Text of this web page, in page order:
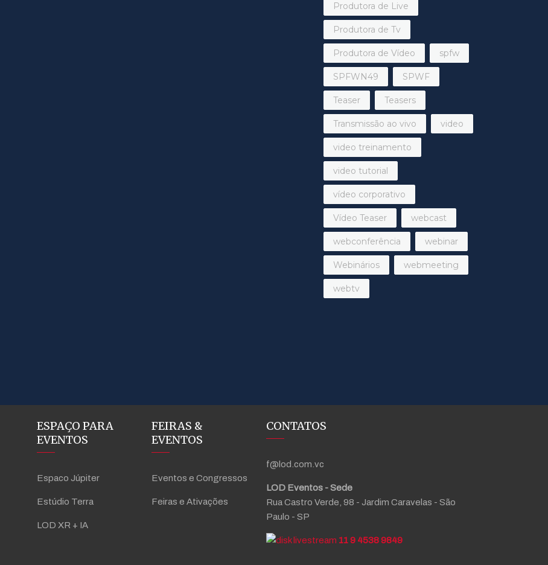
Produtora de Live
Produtora de Tv
Produtora de Vídeo spfw
SPFWN49 SPWF
Teaser Teasers
Transmissão ao vivo video
video treinamento
video tutorial
vídeo corporativo
Vídeo Teaser webcast
webconferência webinar
Webinários webmeeting
webtv
ESPAÇO PARA
EVENTOS
Espaco Júpiter
Estúdio Terra
LOD XR + IA
FEIRAS &
EVENTOS
Eventos e Congressos
Feiras e Ativações
CONTATOS
f@lod.com.vc
LOD Eventos - Sede
Rua Castro Verde, 98 - Jardim Caravelas - São
Paulo - SP
11 9 4538 9849